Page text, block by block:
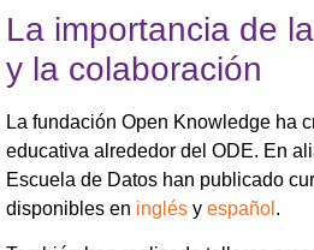
La importancia de
y la colaboración
La fundación Open Knowledge ha
educativa alrededor del ODE. En
Escuela de Datos han publicado
disponibles en inglés y español .